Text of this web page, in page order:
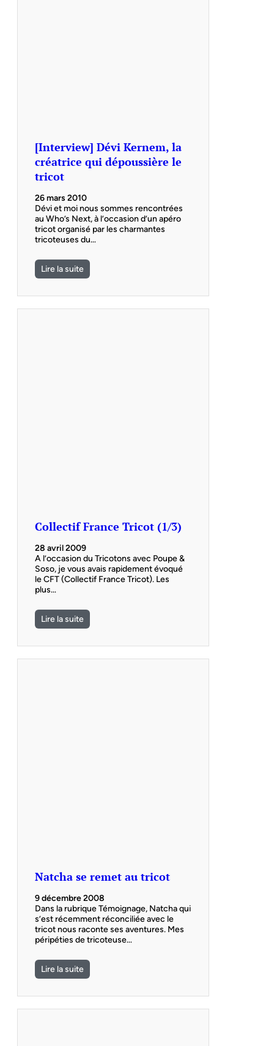
[Interview] Dévi Kernem, la
créatrice qui dépoussière le
tricot
26 mars 2010
Dévi et moi nous sommes rencontrées
au Who’s Next, à l’occasion d’un apéro
tricot organisé par les charmantes
tricoteuses du…
Lire la suite
Collectif France Tricot (1/3)
28 avril 2009
A l’occasion du Tricotons avec Poupe &
Soso, je vous avais rapidement évoqué
le CFT (Collectif France Tricot). Les
plus…
Lire la suite
Natcha se remet au tricot
9 décembre 2008
Dans la rubrique Témoignage, Natcha qui
s’est récemment réconciliée avec le
tricot nous raconte ses aventures. Mes
péripéties de tricoteuse…
Lire la suite